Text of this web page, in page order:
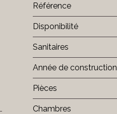
Référence
Disponibilité
Sanitaires
Année de construction
Pièces
Chambres